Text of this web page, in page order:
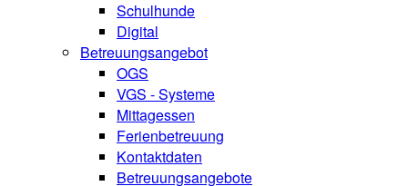
Schulhunde
Digital
Betreuungsangebot
OGS
VGS - Systeme
Mittagessen
Ferienbetreuung
Kontaktdaten
Betreuungsangebote